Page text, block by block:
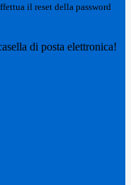
il reset della password
di posta elettronica!